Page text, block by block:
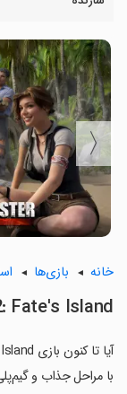
〈
خانه بازی‌ها
Fate's Island
با مراحل جذاب و